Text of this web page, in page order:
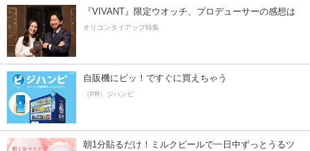
『VIVANT』限定ウオッチ、プロデューサーの感想は
オリコンタイアップ特集
自販機にピッ！ですぐに買えちゃう
（PR）ジハンピ
朝1分貼るだけ！ミルクピールで一日中ずっとうるツ